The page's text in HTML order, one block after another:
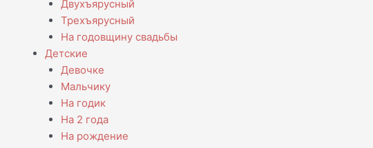
Двухъярусный
Трехъярусный
На годовщину свадьбы
Детские
Девочке
Мальчику
На годик
На 2 года
На рождение